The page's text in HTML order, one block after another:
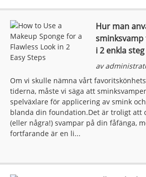
Hur man
i 2 enkla steg
av
Om vi ​​skulle nämna vårt
tiderna, måste vi säga att
spelväxlare för applicering av smink
blanda din foundation.Det är troligt att
(eller några!) svampar på din fåfänga,
fortfarande är en li...